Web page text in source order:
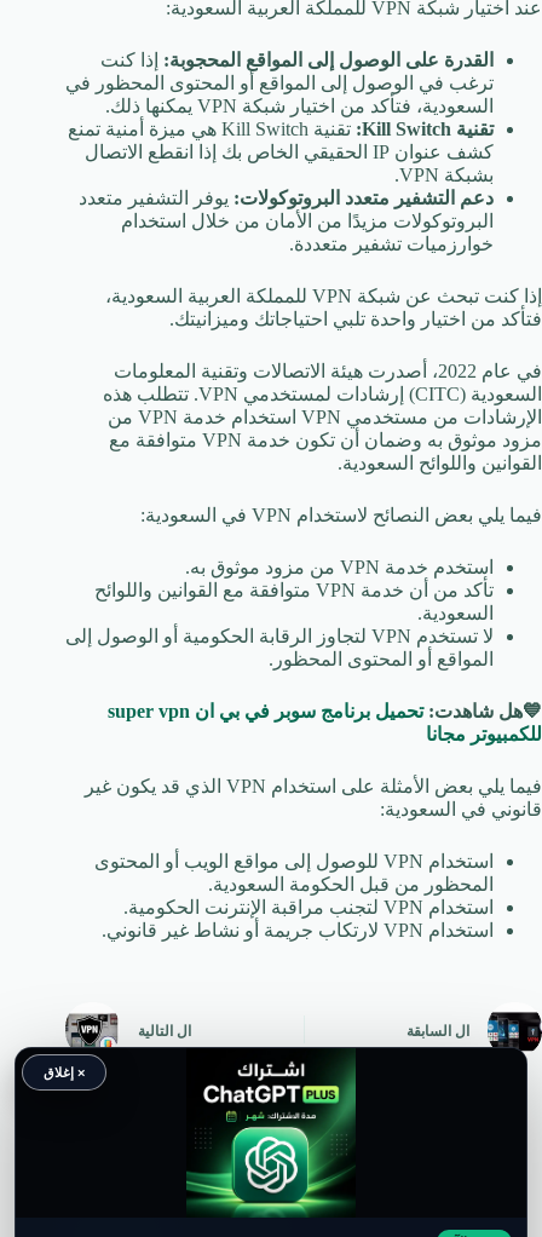
عند اختيار شبكة VPN للمملكة العربية السعودية:
القدرة على الوصول إلى المواقع المحجوبة: إذا كنت
ترغب في الوصول إلى المواقع أو المحتوى المحظور في
السعودية، فتأكد من اختيار شبكة VPN يمكنها ذلك.
تقنية Kill Switch:
تقنية Kill Switch هي ميزة أمنية تمنع
كشف عنوان IP الحقيقي الخاص بك إذا انقطع الاتصال
بشبكة VPN.
دعم التشفير متعدد البروتوكولات: يوفر التشفير متعدد
البروتوكولات مزيدًا من الأمان من خلال استخدام
خوارزميات تشفير متعددة.
إذا كنت تبحث عن شبكة VPN للمملكة العربية السعودية،
فتأكد من اختيار واحدة تلبي احتياجاتك وميزانيتك.
في عام 2022، أصدرت هيئة الاتصالات وتقنية المعلومات
السعودية (CITC) إرشادات لمستخدمي VPN. تتطلب هذه
الإرشادات من مستخدمي VPN استخدام خدمة VPN من
مزود موثوق به وضمان أن تكون خدمة VPN متوافقة مع
القوانين واللوائح السعودية.
فيما يلي بعض النصائح لاستخدام VPN في السعودية:
استخدم خدمة VPN من مزود موثوق به.
تأكد من أن خدمة VPN متوافقة مع القوانين واللوائح
السعودية.
لا تستخدم VPN لتجاوز الرقابة الحكومية أو الوصول إلى
المواقع أو المحتوى المحظور.
💙هل شاهدت:
تحميل برنامج سوبر في بي ان super vpn
للكمبيوتر مجانا
فيما يلي بعض الأمثلة على استخدام VPN الذي قد يكون غير
قانوني في السعودية:
استخدام VPN للوصول إلى مواقع الويب أو المحتوى
المحظور من قبل الحكومة السعودية.
استخدام VPN لتجنب مراقبة الإنترنت الحكومية.
استخدام VPN لارتكاب جريمة أو نشاط غير قانوني.
ال السابقة ال التالية
× إغلاق